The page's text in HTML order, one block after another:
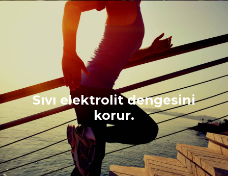
Sıvı elektrolit dengesini
korur.